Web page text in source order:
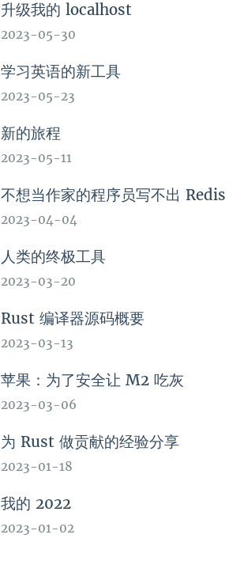
升级我的 localhost
2023-05-30
学习英语的新工具
2023-05-23
新的旅程
2023-05-11
不想当作家的程序员写不出 Redis
2023-04-04
人类的终极工具
2023-03-20
Rust 编译器源码概要
2023-03-13
苹果：为了安全让 M2 吃灰
2023-03-06
为 Rust 做贡献的经验分享
2023-01-18
我的 2022
2023-01-02